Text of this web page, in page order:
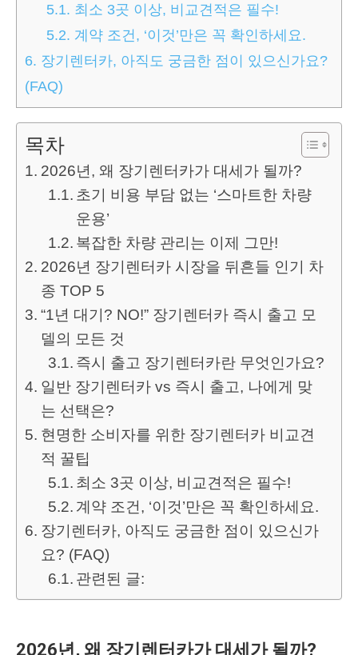
5.1. 최소 3곳 이상, 비교견적은 필수!
5.2. 계약 조건, ‘이것’만은 꼭 확인하세요.
6. 장기렌터카, 아직도 궁금한 점이 있으신가요?
(FAQ)
목차
2026년, 왜 장기렌터카가 대세가 될까?
초기 비용 부담 없는 ‘스마트한 차량
운용’
복잡한 차량 관리는 이제 그만!
2026년 장기렌터카 시장을 뒤흔들 인기 차
종 TOP 5
“1년 대기? NO!” 장기렌터카 즉시 출고 모
델의 모든 것
즉시 출고 장기렌터카란 무엇인가요?
일반 장기렌터카 vs 즉시 출고, 나에게 맞
는 선택은?
현명한 소비자를 위한 장기렌터카 비교견
적 꿀팁
최소 3곳 이상, 비교견적은 필수!
계약 조건, ‘이것’만은 꼭 확인하세요.
장기렌터카, 아직도 궁금한 점이 있으신가
요? (FAQ)
관련된 글:
2026년, 왜 장기렌터카가 대세가 될까?